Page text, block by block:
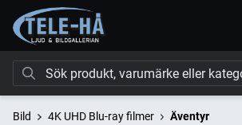
Bild 4K UHD Blu-ray filmer Äventyr